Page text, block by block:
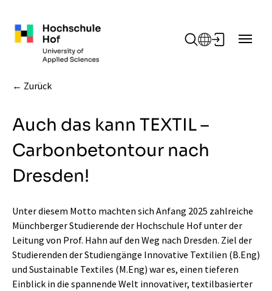
Zurück
Auch das kann TEXTIL –
Carbonbetontour nach
Dresden!
Unter diesem Motto machten sich Anfang 2025 zahlreiche
Münchberger Studierende der Hochschule Hof unter der
Leitung von Prof. Hahn auf den Weg nach Dresden. Ziel der
Studierenden der Studiengänge Innovative Textilien (B.Eng)
und Sustainable Textiles (M.Eng) war es, einen tieferen
Einblick in die spannende Welt innovativer, textilbasierter